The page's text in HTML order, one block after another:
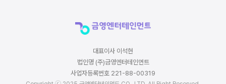
대표이사 이석현
법인명 (주)금영엔터테인먼트
사업자등록번호 221-88-00319